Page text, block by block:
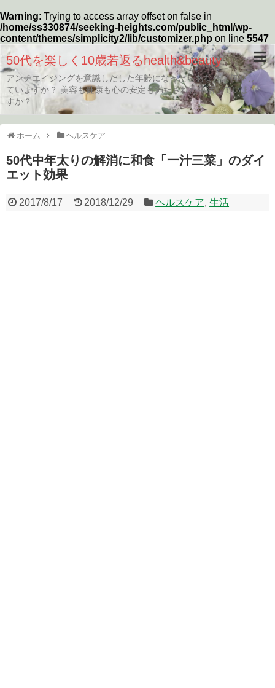
Warning: Trying to access array offset on false in
/home/ss330874/seeking-heights.com/public_html/wp-
content/themes/simplicity2/lib/customizer.php on line 5547
50代を楽しく10歳若返るhealth&beauty
アンチエイジングを意識しだした年齢になったらあなたは何をし
ていますか？ 美容も健康も心の安定も満たされた生活していま
すか？
ホーム ヘルスケア
50代中年太りの解消に和食「一汁三菜」のダイ
エット効果
2017/8/17 2018/12/29 ヘルスケア,生活